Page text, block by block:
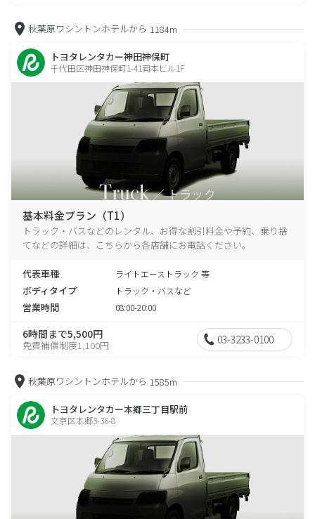
秋葉原ワシントンホテルから 1184m
トヨタレンタカー神田神保町
千代田区神田神保町1-41岡本ビル1F
基本料金プラン（T1）
トラック・バスなどのレンタル、お得な割引料金や予約、乗り捨
てなどの詳細は、こちらから各店舗にお電話ください。
代表車種 ライトエーストラック 等
ボディタイプ トラック・バスなど
営業時間 08:00-20:00
6時間まで5,500円
免責補償制度1,100円 03-3233-0100
秋葉原ワシントンホテルから 1585m
トヨタレンタカー本郷三丁目駅前
文京区本郷3-36-8